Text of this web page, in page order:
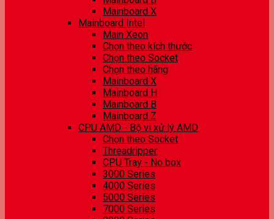
Mainboard X
Mainboard Intel
Main Xeon
Chọn theo kích thước
Chọn theo Socket
Chọn theo hãng
Mainboard X
Mainboard H
Mainboard B
Mainboard Z
CPU AMD - Bộ vi xử lý AMD
Chọn theo Socket
Threadripper
CPU Tray - No box
3000 Series
4000 Series
5000 Series
7000 Series